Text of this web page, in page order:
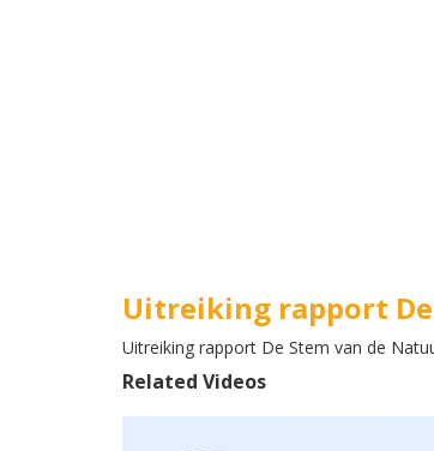
Uitreiking rapport
Uitreiking rapport De Stem van de
Related Videos